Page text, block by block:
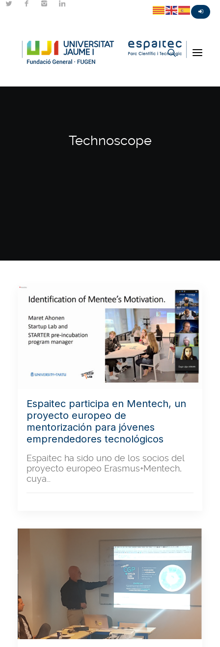
Technoscope
Espaitec participa en Mentech, un
proyecto europeo de
mentorización para jóvenes
emprendedores tecnológicos
Espaitec ha sido uno de los socios del
proyecto europeo Erasmus+Mentech,
cuya…